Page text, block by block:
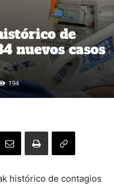
de
nuevos casos
194
histórico de contagios